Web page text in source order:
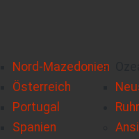
Nord-Mazedonien
Österreich
Portugal
Spanien